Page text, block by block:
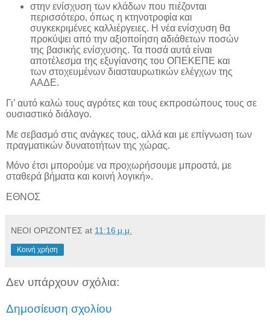
στην ενίσχυση των κλάδων που πιέζονται
περισσότερο, όπως η κτηνοτροφία και
συγκεκριμένες καλλιέργειες. Η νέα ενίσχυση θα
προκύψει από την αξιοποίηση αδιάθετων ποσών
της βασικής ενίσχυσης. Τα ποσά αυτά είναι
αποτέλεσμα της εξυγίανσης του ΟΠΕΚΕΠΕ και
των στοχευμένων διασταυρωτικών ελέγχων της
ΑΑΔΕ.
Γι’ αυτό καλώ τους αγρότες και τους εκπροσώπους τους σε
ουσιαστικό διάλογο.
Με σεβασμό στις ανάγκες τους, αλλά και με επίγνωση των
πραγματικών δυνατοτήτων της χώρας.
Μόνο έτσι μπορούμε να προχωρήσουμε μπροστά, με
σταθερά βήματα και κοινή λογική».
ΕΘΝΟΣ
ΝΕΟΙ ΟΡΙΖΟΝΤΕΣ at 11:16 μ.μ.
Κοινή χρήση
Δεν υπάρχουν σχόλια:
Δημοσίευση σχολίου